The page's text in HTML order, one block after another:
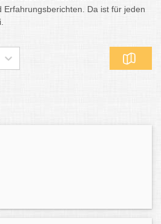
Erfahrungsberichten. Da ist für jeden